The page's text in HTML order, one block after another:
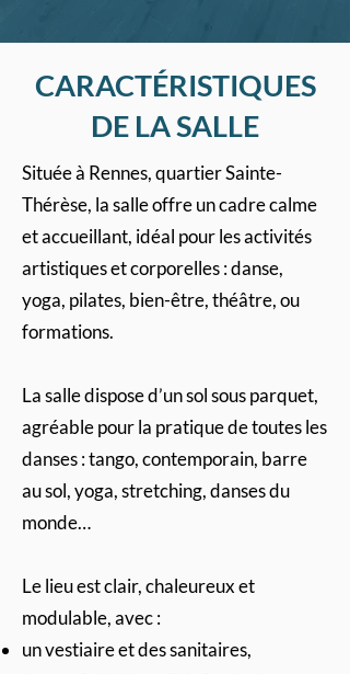
CARACTÉRISTIQUES
DE LA SALLE
Située à Rennes, quartier Sainte-
Thérèse, la salle offre un cadre calme
et accueillant, idéal pour les activités
artistiques et corporelles : danse,
yoga, pilates, bien-être, théâtre, ou
formations.
La salle dispose d’un sol sous parquet,
agréable pour la pratique de toutes les
danses : tango, contemporain, barre
au sol, yoga, stretching, danses du
monde…
Le lieu est clair, chaleureux et
modulable, avec :
un vestiaire et des sanitaires,